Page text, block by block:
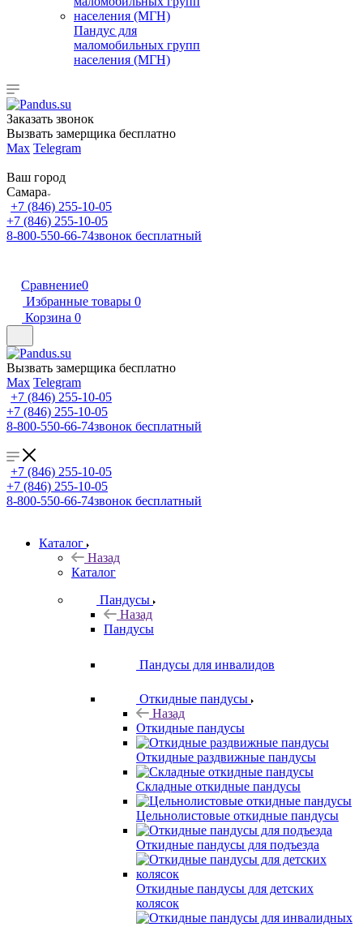
Пандус для
маломобильных групп
населения (МГН)
Заказать звонок
Вызвать замерщика бесплатно
Max Telegram
Ваш город
Самара
+7 (846) 255-10-05
+7 (846) 255-10-05
8-800-550-66-74звонок бесплатный
Сравнение0
Избранные товары 0
Корзина 0
Вызвать замерщика бесплатно
Max Telegram
+7 (846) 255-10-05
+7 (846) 255-10-05
8-800-550-66-74звонок бесплатный
+7 (846) 255-10-05
+7 (846) 255-10-05
8-800-550-66-74звонок бесплатный
Каталог
Назад
Каталог
Пандусы
Назад
Пандусы
Пандусы для инвалидов
Откидные пандусы
Назад
Откидные пандусы
Откидные раздвижные пандусы
Складные откидные пандусы
Цельнолистовые откидные пандусы
Откидные пандусы для подъезда
Откидные пандусы для детских
колясок